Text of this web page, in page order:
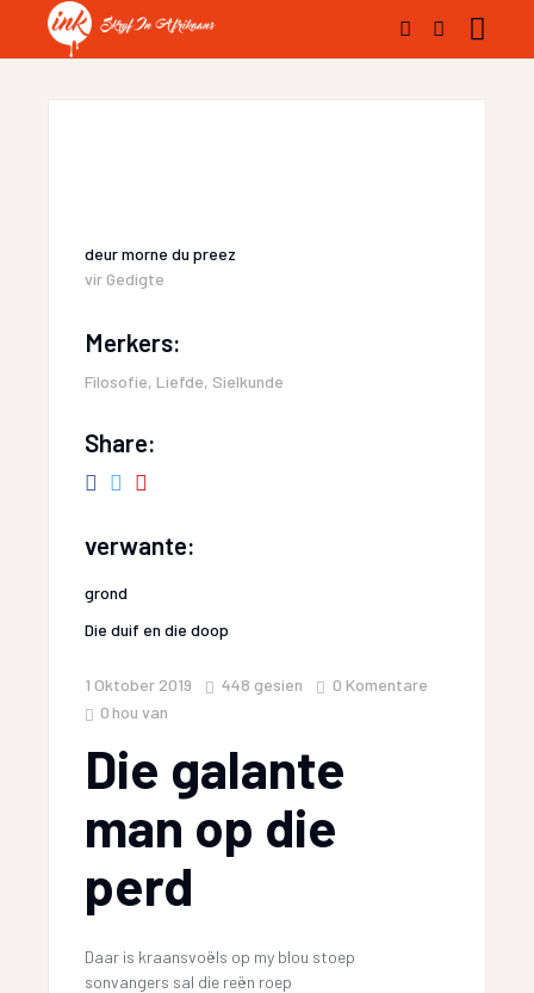
deurmorne du preez
vir Gedigte
Merkers:
Filosofie, Liefde, Sielkunde
Share:
verwante:
grond
Die duif en die doop
1 Oktober 2019 448 gesien
0 Komentare
0 hou van
Die galante
man op die
perd
Daar is kraansvoëls op my blou stoep
sonvangers sal die reën roep